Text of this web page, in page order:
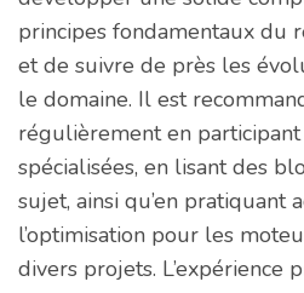
principes fondamentaux du
et de suivre de près les
le domaine. Il est
régulièrement en
spécialisées, en lisant des
sujet, ainsi qu’en pratiquant
l’optimisation pour les
divers projets. L’expérience